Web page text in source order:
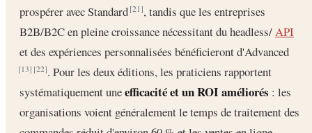
prospérer avec Standard[21], tandis que les entreprises
B2B/B2C en pleine croissance nécessitant du headless/API
et des expériences personnalisées bénéficieront d'Advanced
[13] [22]. Pour les deux éditions, les praticiens rapportent
systématiquement uneefficacité et un ROI améliorés : les
organisations voient généralement le temps de traitement des